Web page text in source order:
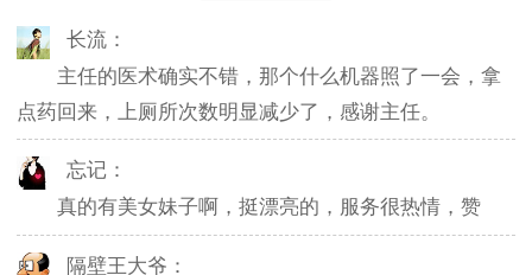
长流：
主任的医术确实不错，那个什么机器照了一会，拿
点药回来，上厕所次数明显减少了，感谢主任。
忘记：
真的有美女妹子啊，挺漂亮的，服务很热情，赞
隔壁王大爷：